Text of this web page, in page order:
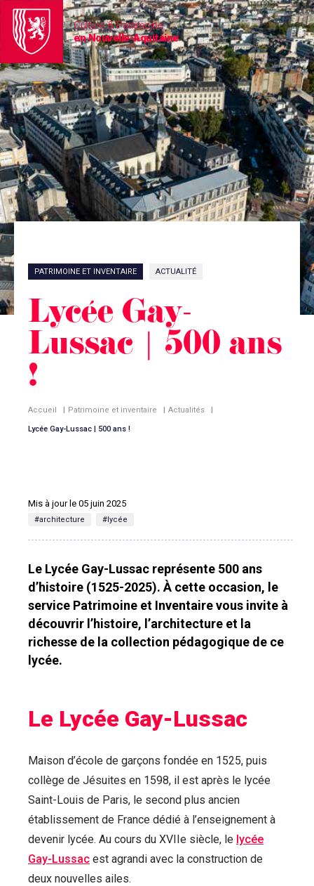
Culture & Patrimoine
en Nouvelle-Aquitaine
PATRIMOINE ET INVENTAIRE ACTUALITÉ
Lycée Gay-
Lussac | 500 ans
!
Accueil | Patrimoine et inventaire | Actualités |
Lycée Gay-Lussac | 500 ans !
Mis à jour le 05 juin 2025
#architecture #lycée
Le Lycée Gay-Lussac représente 500 ans
d’histoire (1525-2025). À cette occasion, le
service Patrimoine et Inventaire vous invite à
découvrir l’histoire, l’architecture et la
richesse de la collection pédagogique de ce
lycée.
Le Lycée Gay-Lussac
Maison d’école de garçons fondée en 1525, puis
collège de Jésuites en 1598, il est après le lycée
Saint-Louis de Paris, le second plus ancien
établissement de France dédié à l’enseignement à
devenir lycée. Au cours du XVIIe siècle, le lycée
Gay-Lussac est agrandi avec la construction de
deux nouvelles ailes.